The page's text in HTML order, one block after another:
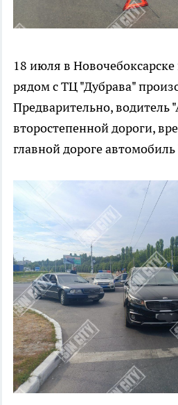
18 июля в
рядом с ТЦ "Дубрава"
Предварительно, водитель
второстепенной дороги,
главной дороге